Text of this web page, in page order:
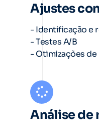
Ajustes
- Identificação e
- Testes A/B
- Otimizações
Análise de